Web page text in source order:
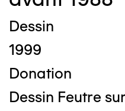
Dessin
1999
Donation
Dessin Feutre